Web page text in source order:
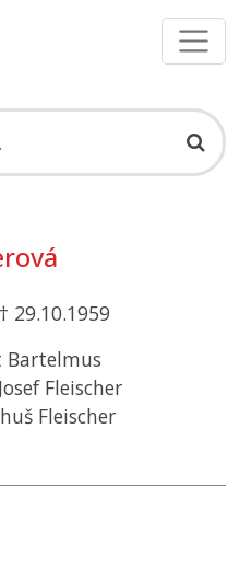
29.10.1959
Bartelmus
Fleischer
Fleischer